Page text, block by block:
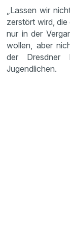
„Lassen wir
zerstört wird,
nur in der
wollen, aber
der Dresdner
Jugendlichen.